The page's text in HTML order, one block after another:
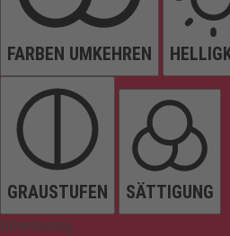
FARBEN UMKEHREN
GRAUSTUFEN SÄTTIGUNG
Orientierung